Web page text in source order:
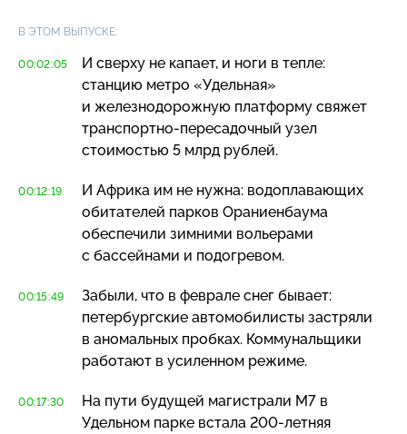
В ЭТОМ ВЫПУСКЕ:
00:02:05
И сверху не капает, и ноги в тепле:
станцию метро «Удельная»
и железнодорожную платформу свяжет
транспортно-пересадочный узел
стоимостью 5 млрд рублей.
00:12:19
И Африка им не нужна: водоплавающих
обитателей парков Ораниенбаума
обеспечили зимними вольерами
с бассейнами и подогревом.
00:15:49
Забыли, что в феврале снег бывает:
петербургские автомобилисты застряли
в аномальных пробках. Коммунальщики
работают в усиленном режиме.
00:17:30
На пути будущей магистрали М7 в
Удельном парке встала 200-летняя